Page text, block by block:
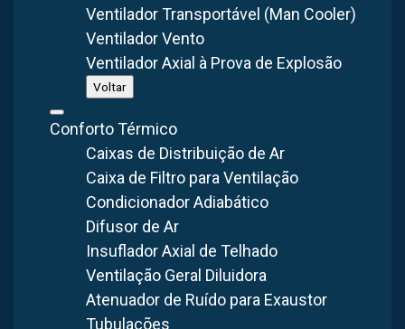
Ventilador Transportável (Man Cooler)
Ventilador Vento
Ventilador Axial à Prova de Explosão
Voltar
Conforto Térmico
Caixas de Distribuição de Ar
Caixa de Filtro para Ventilação
Condicionador Adiabático
Difusor de Ar
Insuflador Axial de Telhado
Ventilação Geral Diluidora
Atenuador de Ruído para Exaustor
Tubulações
Fabricação Nacional
FABRICAÇÃO GARANTIA
Suporte Técnico
A poeira industrial é um dos maiores riscos à saúde dos
trabalhadores e ao meio ambiente emSão Paulo – SP
Indústrias dos setores de metalúrgica, automotiva, química,
farmacêutica e alimentícia geram grandes volumes de pó